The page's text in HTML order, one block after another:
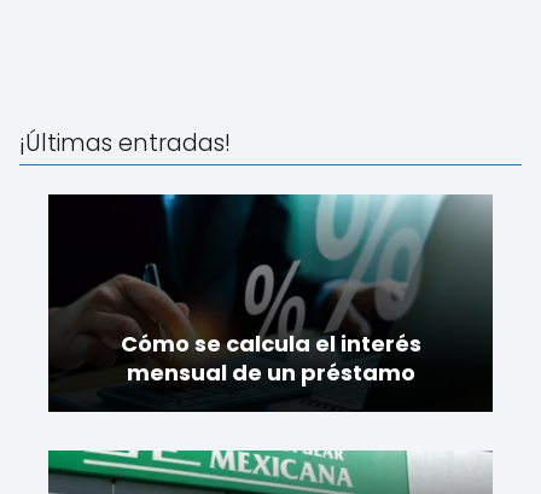
¡Últimas entradas!
Cómo se calcula el interés
mensual de un préstamo